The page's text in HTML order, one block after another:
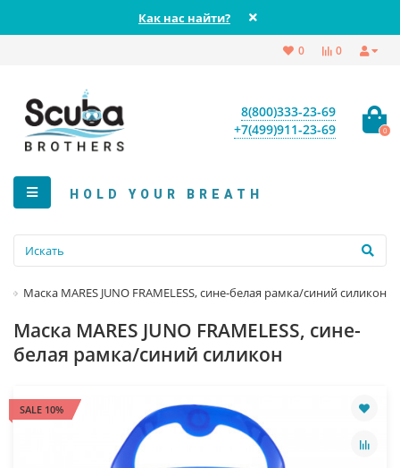
Как нас найти?
0
0
8(800)333-23-69
+7(499)911-23-69
0
HOLD YOUR BREATH
Маска MARES JUNO FRAMELESS, сине-белая рамка/синий силикон
Маска MARES JUNO FRAMELESS, сине-
белая рамка/синий силикон
SALE 10%